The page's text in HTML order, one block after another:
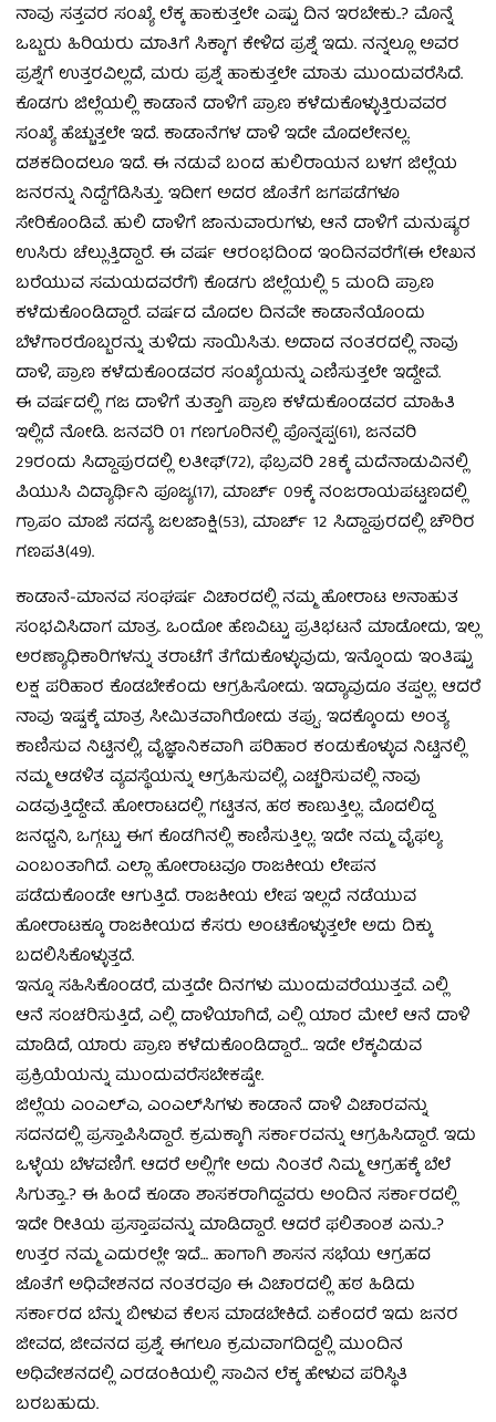
ನಾವು ಸತ್ತವರ ಸಂಖ್ಯೆ ಲೆಕ್ಕ ಹಾಕುತ್ತಲೇ ಎಷ್ಟು ದಿನ ಇರಬೇಕು..? ಮೊನ್ನೆ
ಒಬ್ಬರು ಹಿರಿಯರು ಮಾತಿಗೆ ಸಿಕ್ಕಾಗ ಕೇಳಿದ ಪ್ರಶ್ನೆ ಇದು. ನನ್ನಲ್ಲೂ ಅವರ
ಪ್ರಶ್ನೆಗೆ ಉತ್ತರವಿಲ್ಲದೆ, ಮರು ಪ್ರಶ್ನೆ ಹಾಕುತ್ತಲೇ ಮಾತು ಮುಂದುವರೆಸಿದೆ.
ಕೊಡಗು ಜಿಲ್ಲೆಯಲ್ಲಿ ಕಾಡಾನೆ ದಾಳಿಗೆ ಪ್ರಾಣ ಕಳೆದುಕೊಳ್ಳುತ್ತಿರುವವರ
ಸಂಖ್ಯೆ ಹೆಚ್ಚುತ್ತಲೇ ಇದೆ. ಕಾಡಾನೆಗಳ ದಾಳಿ ಇದೇ ಮೊದಲೇನಲ್ಲ.
ದಶಕದಿಂದಲೂ ಇದೆ. ಈ ನಡುವೆ ಬಂದ ಹುಲಿರಾಯನ ಬಳಗ ಜಿಲ್ಲೆಯ
ಜನರನ್ನು ನಿದ್ದೆಗೆಡಿಸಿತ್ತು. ಇದೀಗ ಅದರ ಜೊತೆಗೆ ಜಗಪಡೆಗಳೂ
ಸೇರಿಕೊಂಡಿವೆ. ಹುಲಿ ದಾಳಿಗೆ ಜಾನುವಾರುಗಳು, ಆನೆ ದಾಳಿಗೆ ಮನುಷ್ಯರ
ಉಸಿರು ಚೆಲ್ಲುತ್ತಿದ್ದಾರೆ. ಈ ವರ್ಷ ಆರಂಭದಿಂದ ಇಂದಿನವರೆಗೆ(ಈ ಲೇಖನ
ಬರೆಯುವ ಸಮಯದವರೆಗೆ) ಕೊಡಗು ಜಿಲ್ಲೆಯಲ್ಲಿ 5 ಮಂದಿ ಪ್ರಾಣ
ಕಳೆದುಕೊಂಡಿದ್ದಾರೆ. ವರ್ಷದ ಮೊದಲ ದಿನವೇ ಕಾಡಾನೆಯೊಂದು
ಬೆಳೆಗಾರರೊಬ್ಬರನ್ನು ತುಳಿದು ಸಾಯಿಸಿತು. ಅದಾದ ನಂತರದಲ್ಲಿ ನಾವು
ದಾಳಿ, ಪ್ರಾಣ ಕಳೆದುಕೊಂಡವರ ಸಂಖ್ಯೆಯನ್ನು ಎಣಿಸುತ್ತಲೇ ಇದ್ದೇವೆ.
ಈ ವರ್ಷದಲ್ಲಿ ಗಜ ದಾಳಿಗೆ ತುತ್ತಾಗಿ ಪ್ರಾಣ ಕಳೆದುಕೊಂಡವರ ಮಾಹಿತಿ
ಇಲ್ಲಿದೆ ನೋಡಿ. ಜನವರಿ 01 ಗಣಗೂರಿನಲ್ಲಿ ಪೊನ್ನಪ್ಪ(61), ಜನವರಿ
29ರಂದು ಸಿದ್ದಾಪುರದಲ್ಲಿ ಲತೀಫ್(72)‌, ಫೆಬ್ರವರಿ 28ಕ್ಕೆ ಮದೆನಾಡುವಿನಲ್ಲಿ
ಪಿಯುಸಿ ವಿದ್ಯಾರ್ಥಿನಿ ಪೂಜ್ಯ(17), ಮಾರ್ಚ್‌ 09ಕ್ಕೆ ನಂಜರಾಯಪಟ್ಟಣದಲ್ಲಿ
ಗ್ರಾಪಂ ಮಾಜಿ ಸದಸ್ಯೆ ಜಲಜಾಕ್ಷಿ(53), ಮಾರ್ಚ್‌ 12 ಸಿದ್ದಾಪುರದಲ್ಲಿ ಚೌರಿರ
ಗಣಪತಿ(49).
ಕಾಡಾನೆ-ಮಾನವ ಸಂಘರ್ಷ ವಿಚಾರದಲ್ಲಿ ನಮ್ಮ ಹೋರಾಟ ಅನಾಹುತ
ಸಂಭವಿಸಿದಾಗ ಮಾತ್ರ. ಒಂದೋ ಹೆಣವಿಟ್ಟು ಪ್ರತಿಭಟನೆ ಮಾಡೋದು, ಇಲ್ಲ
ಅರಣ್ಯಾಧಿಕಾರಿಗಳನ್ನು ತರಾಟೆಗೆ ತೆಗೆದುಕೊಳ್ಳುವುದು, ಇನ್ನೊಂದು ಇಂತಿಷ್ಟು
ಲಕ್ಷ ಪರಿಹಾರ ಕೊಡಬೇಕೆಂದು ಆಗ್ರಹಿಸೋದು. ಇದ್ಯಾವುದೂ ತಪ್ಪಲ್ಲ. ಆದರೆ
ನಾವು ಇಷ್ಟಕ್ಕೆ ಮಾತ್ರ ಸೀಮಿತವಾಗಿರೋದು ತಪ್ಪು. ಇದಕ್ಕೊಂದು ಅಂತ್ಯ
ಕಾಣಿಸುವ ನಿಟ್ಟಿನಲ್ಲಿ, ವೈಜ್ಞಾನಿಕವಾಗಿ ಪರಿಹಾರ ಕಂಡುಕೊಳ್ಳುವ ನಿಟ್ಟಿನಲ್ಲಿ
ನಮ್ಮ ಆಡಳಿತ ವ್ಯವಸ್ಥೆಯನ್ನು ಆಗ್ರಹಿಸುವಲ್ಲಿ, ಎಚ್ಚರಿಸುವಲ್ಲಿ ನಾವು
ಎಡವುತ್ತಿದ್ದೇವೆ. ಹೋರಾಟದಲ್ಲಿ ಗಟ್ಟಿತನ, ಹಠ ಕಾಣುತ್ತಿಲ್ಲ. ಮೊದಲಿದ್ದ
ಜನಧ್ವನಿ, ಒಗ್ಗಟ್ಟು ಈಗ ಕೊಡಗಿನಲ್ಲಿ ಕಾಣಿಸುತ್ತಿಲ್ಲ. ಇದೇ ನಮ್ಮ ವೈಫಲ್ಯ
ಎಂಬಂತಾಗಿದೆ. ಎಲ್ಲಾ ಹೋರಾಟವೂ ರಾಜಕೀಯ ಲೇಪನ
ಪಡೆದುಕೊಂಡೇ ಆಗುತ್ತಿದೆ. ರಾಜಕೀಯ ಲೇಪ ಇಲ್ಲದೆ ನಡೆಯುವ
ಹೋರಾಟಕ್ಕೂ ರಾಜಕೀಯದ ಕೆಸರು ಅಂಟಿಕೊಳ್ಳುತ್ತಲೇ ಅದು ದಿಕ್ಕು
ಬದಲಿಸಿಕೊಳ್ಳುತ್ತದೆ.
ಇನ್ನೂ ಸಹಿಸಿಕೊಂಡರೆ, ಮತ್ತದೇ ದಿನಗಳು ಮುಂದುವರೆಯುತ್ತವೆ. ಎಲ್ಲಿ
ಆನೆ ಸಂಚರಿಸುತ್ತಿದೆ, ಎಲ್ಲಿ ದಾಳಿಯಾಗಿದೆ, ಎಲ್ಲಿ ಯಾರ ಮೇಲೆ ಆನೆ ದಾಳಿ
ಮಾಡಿದೆ, ಯಾರು ಪ್ರಾಣ ಕಳೆದುಕೊಂಡಿದ್ದಾರೆ… ಇದೇ ಲೆಕ್ಕವಿಡುವ
ಪ್ರಕ್ರಿಯೆಯನ್ನು ಮುಂದುವರೆಸಬೇಕಷ್ಟೇ.
ಜಿಲ್ಲೆಯ ಎಂಎಲ್‌ಎ, ಎಂಎಲ್‌ಸಿಗಳು ಕಾಡಾನೆ ದಾಳಿ ವಿಚಾರವನ್ನು
ಸದನದಲ್ಲಿ ಪ್ರಸ್ತಾಪಿಸಿದ್ದಾರೆ. ಕ್ರಮಕ್ಕಾಗಿ ಸರ್ಕಾರವನ್ನು ಆಗ್ರಹಿಸಿದ್ದಾರೆ. ಇದು
ಒಳ್ಳೆಯ ಬೆಳವಣಿಗೆ. ಆದರೆ ಅಲ್ಲಿಗೇ ಅದು ನಿಂತರೆ ನಿಮ್ಮ ಆಗ್ರಹಕ್ಕೆ ಬೆಲೆ
ಸಿಗುತ್ತಾ..? ಈ ಹಿಂದೆ ಕೂಡಾ ಶಾಸಕರಾಗಿದ್ದವರು ಅಂದಿನ ಸರ್ಕಾರದಲ್ಲಿ
ಇದೇ ರೀತಿಯ ಪ್ರಸ್ತಾಪವನ್ನು ಮಾಡಿದ್ದಾರೆ. ಆದರೆ ಫಲಿತಾಂಶ ಏನು..?
ಉತ್ತರ ನಮ್ಮ ಎದುರಲ್ಲೇ ಇದೆ… ಹಾಗಾಗಿ ಶಾಸನ ಸಭೆಯ ಆಗ್ರಹದ
ಜೊತೆಗೆ ಅಧಿವೇಶನದ ನಂತರವೂ ಈ ವಿಚಾರದಲ್ಲಿ ಹಠ ಹಿಡಿದು
ಸರ್ಕಾರದ ಬೆನ್ನು ಬೀಳುವ ಕೆಲಸ ಮಾಡಬೇಕಿದೆ. ಏಕೆಂದರೆ ಇದು ಜನರ
ಜೀವದ, ಜೀವನದ ಪ್ರಶ್ನೆ. ಈಗಲೂ ಕ್ರಮವಾಗದಿದ್ದಲ್ಲಿ ಮುಂದಿನ
ಅಧಿವೇಶನದಲ್ಲಿ ಎರಡಂಕಿಯಲ್ಲಿ ಸಾವಿನ ಲೆಕ್ಕ ಹೇಳುವ ಪರಿಸ್ಥಿತಿ
ಬರಬಹುದು.